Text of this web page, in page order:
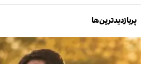
پربازدیدترین‌ها